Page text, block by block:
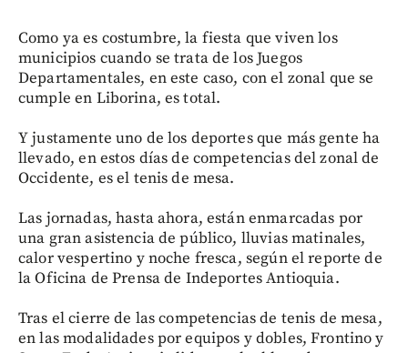
Como ya es costumbre, la fiesta que viven los
municipios cuando se trata de los Juegos
Departamentales, en este caso, con el zonal que se
cumple en Liborina, es total.
Y justamente uno de los deportes que más gente ha
llevado, en estos días de competencias del zonal de
Occidente, es el tenis de mesa.
Las jornadas, hasta ahora, están enmarcadas por
una gran asistencia de público, lluvias matinales,
calor vespertino y noche fresca, según el reporte de
la Oficina de Prensa de Indeportes Antioquia.
Tras el cierre de las competencias de tenis de mesa,
en las modalidades por equipos y dobles, Frontino y